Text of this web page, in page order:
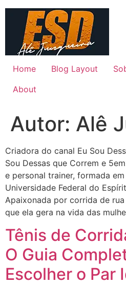
conteúdo
Home Blog Layout
About
Autor: Alê
Criadora do canal Eu Sou
Sou Dessas que Correm e
e personal trainer, formada
Universidade Federal do
Apaixonada por corrida de
que ela gera na vida das
Tênis de
O Guia
Escolher o Par